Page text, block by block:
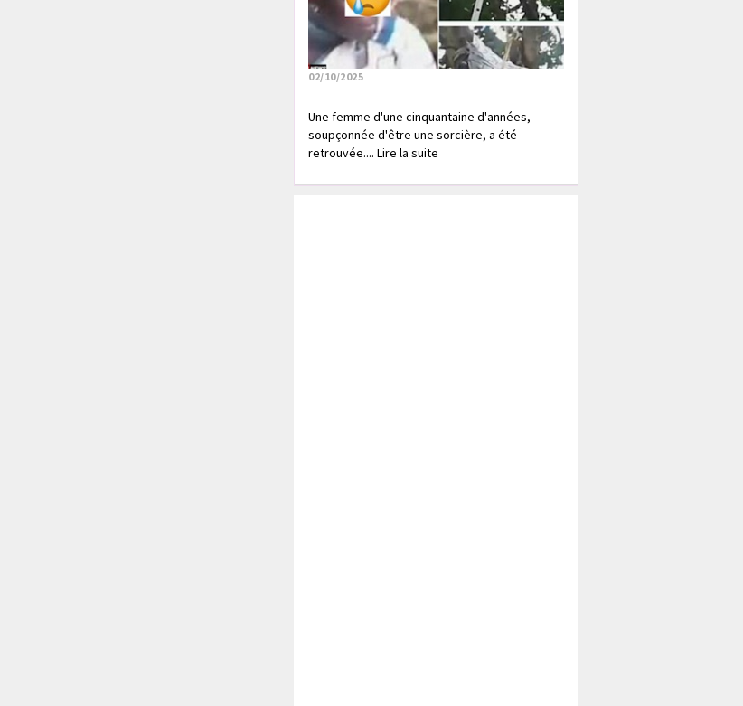
02/10/2025
Une femme d'une cinquantaine d'années,
soupçonnée d'être une sorcière, a été
retrouvée.... Lire la suite